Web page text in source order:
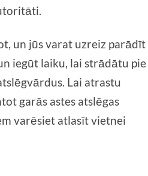
un jūs varat uzreiz parādīt
iegūt laiku, lai strādātu pie
Lai atrastu
garās astes atslēgas
varēsiet atlasīt vietnei